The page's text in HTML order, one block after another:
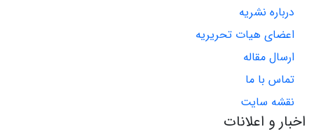
درباره نشریه
اعضای هیات تحریریه
ارسال مقاله
تماس با ما
نقشه سایت
اخبار و اعلانات